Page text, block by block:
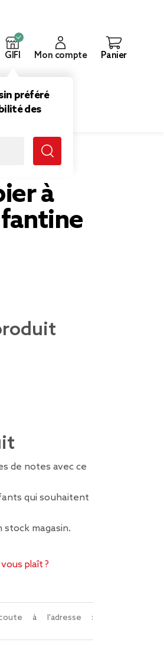
GIFI
préféré
des
Mon compte Panier
à
0,90 €
de notes avec ce
qui souhaitent
stock magasin.
plaît ?
à l'adresse :